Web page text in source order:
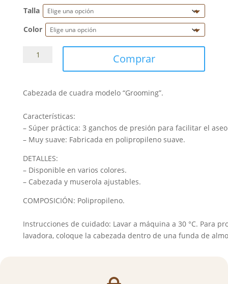
Talla
Color
Cabezada
Grooming
Comprar
Cabezada de cuadra modelo “Grooming”.
Características:
– Súper práctica: 3 ganchos de presión para facilitar el
– Muy suave: Fabricada en polipropileno suave.
DETALLES:
– Disponible en varios colores.
– Cabezada y muserola ajustables.
COMPOSICIÓN: Polipropileno.
Instrucciones de cuidado: Lavar a máquina a 30 °C. Para
lavadora, coloque la cabezada dentro de una funda de